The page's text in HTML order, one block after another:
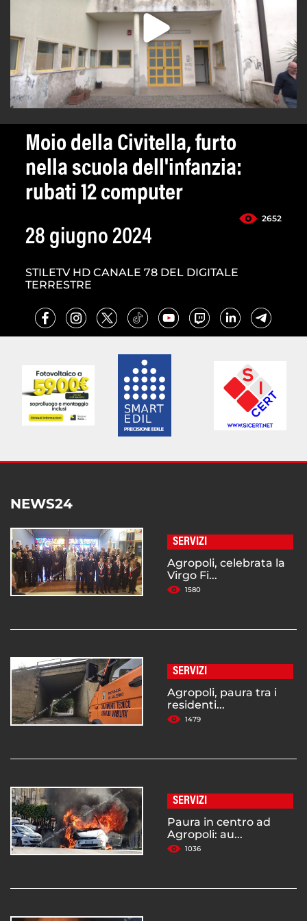
Moio della Civitella, furto
nella scuola dell'infanzia:
rubati 12 computer
2652
28 giugno 2024
STILETV HD CANALE 78 DEL DIGITALE
TERRESTRE
NEWS24
SERVIZI
Agropoli, celebrata la
Virgo Fi...
1580
SERVIZI
Agropoli, paura tra i
residenti...
1479
SERVIZI
Paura in centro ad
Agropoli: au...
1036